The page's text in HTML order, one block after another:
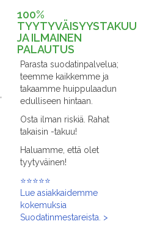
100%
TYYTYVÄISYYSTAKUU
JA ILMAINEN
PALAUTUS
Parasta suodatinpalvelua;
teemme kaikkemme ja
takaamme huippulaadun
edulliseen hintaan.
Osta ilman riskiä. Rahat
takaisin -takuu!
Haluamme, että olet
tyytyväinen!
⭐⭐⭐⭐⭐
Lue asiakkaidemme
kokemuksia
Suodatinmestareista. >